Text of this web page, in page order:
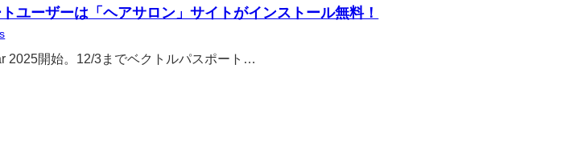
ユーザーは「ヘアサロン」サイトがインストール無料！
2025開始。12/3までベクトルパスポート…